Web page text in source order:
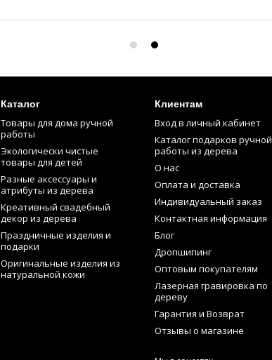
Каталог
Товары для дома ручной
работы
Экологически чистые
товары для детей
Разные аксессуары и
атрибуты из дерева
Креативный свадебный
декор из дерева
Праздничные изделия и
подарки
Оригинальные изделия из
натуральной кожи
Клиентам
Вход в личный кабинет
Каталог подарков ручной
работы из дерева
О нас
Оплата и доставка
Индивидуальный заказ
Контактная информация
Блог
Дропшипинг
Оптовым покупателям
Лазерная гравировка по
дереву
Гарантия и Возврат
Отзывы о магазине